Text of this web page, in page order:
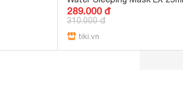
289.000 đ
310.000 đ
tiki.vn